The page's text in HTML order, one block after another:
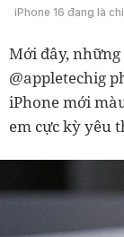
iPhone 16 đang là
Mới đây,
@appletechig
iPhone mới
em cực kỳ yêu